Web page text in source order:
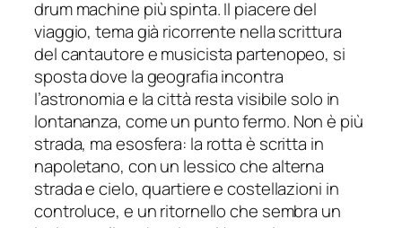
drum machine più spinta. Il piacere del
viaggio, tema già ricorrente nella scrittura
del cantautore e musicista partenopeo, si
sposta dove la geografia incontra
l’astronomia e la città resta visibile solo in
lontananza, come un punto fermo. Non è più
strada, ma esosfera: la rotta è scritta in
napoletano, con un lessico che alterna
strada e cielo, quartiere e costellazioni in
controluce, e un ritornello che sembra un